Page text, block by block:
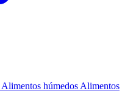
Alimentos húmedos Alimentos